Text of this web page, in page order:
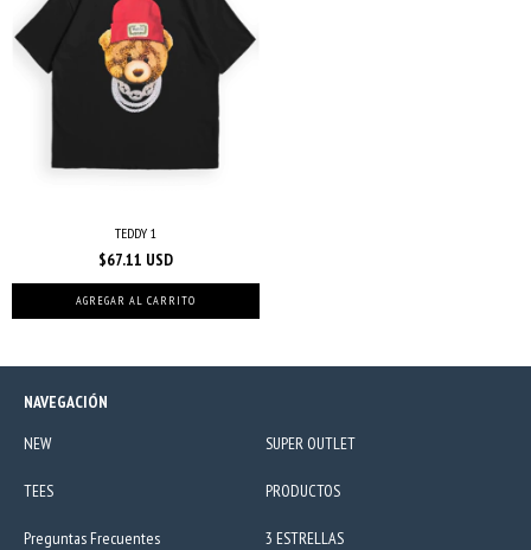
TEDDY 1
$67.11 USD
AGREGAR AL CARRITO
NAVEGACIÓN
NEW
SUPER OUTLET
TEES PRODUCTOS
Preguntas Frecuentes 3 ESTRELLAS